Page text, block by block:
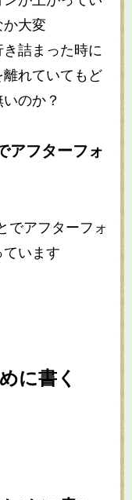
か大変
詰まった時に
れていてもど
のか？
アフターフォ
でアフターフォ
ています
に書く